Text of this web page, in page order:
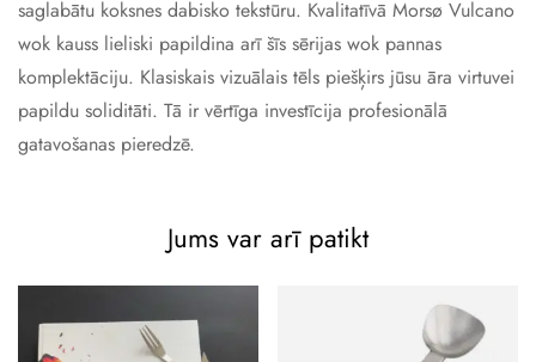
saglabātu koksnes dabisko tekstūru. Kvalitatīvā Morsø Vulcano
wok kauss lieliski papildina arī šīs sērijas wok pannas
komplektāciju. Klasiskais vizuālais tēls piešķirs jūsu āra virtuvei
papildu soliditāti. Tā ir vērtīga investīcija profesionālā
gatavošanas pieredzē.
Jums var arī patikt